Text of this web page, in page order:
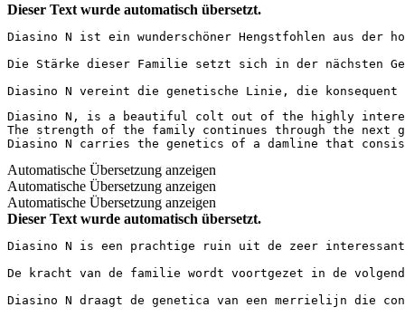
Dieser Text wurde automatisch übersetzt.
Diasino N ist ein wunderschöner Hengstfohlen aus
Die Stärke dieser Familie setzt sich in der nächsten
Diasino N vereint die genetische Linie, die
Diasino N, is a beautiful colt out of the highly
The strength of the family continues through the next
Diasino N carries the genetics of a damline that
Automatische Übersetzung anzeigen
Automatische Übersetzung anzeigen
Automatische Übersetzung anzeigen
Dieser Text wurde automatisch übersetzt.
Diasino N is een prachtige ruin uit de zeer
De kracht van de familie wordt voortgezet in de
Diasino N draagt de genetica van een merrielijn die